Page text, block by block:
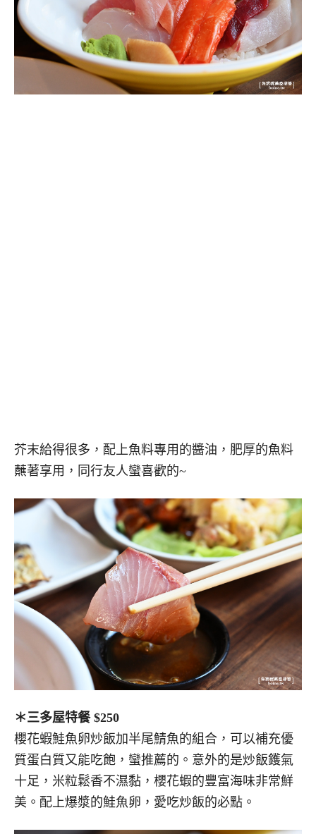
芥末給得很多，配上魚料專用的醬油，肥厚的魚料
蘸著享用，同行友人蠻喜歡的~
＊三多屋特餐 $250
櫻花蝦鮭魚卵炒飯加半尾鯖魚的組合，可以補充優
質蛋白質又能吃飽，蠻推薦的。意外的是炒飯鑊氣
十足，米粒鬆香不濕黏，櫻花蝦的豐富海味非常鮮
美。配上爆漿的鮭魚卵，愛吃炒飯的必點。